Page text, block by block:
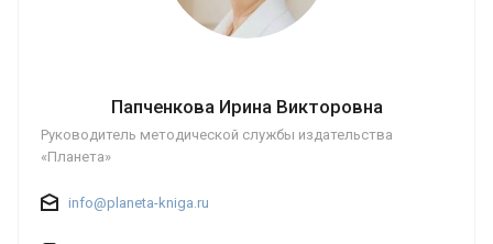
Папченкова Ирина Викторовна
Руководитель методической службы издательства
«Планета»
info@planeta-kniga.ru